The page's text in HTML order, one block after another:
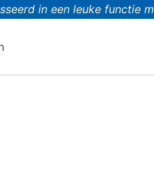
in een leuke functie